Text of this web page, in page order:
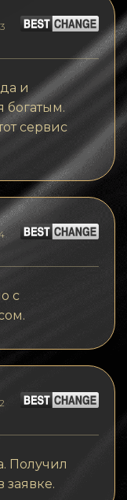
и
богатым.
сервис
с
Получил
заявке.